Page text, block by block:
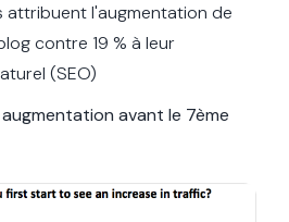
attribuent l'augmentation de
contre 19 % à leur
(SEO)
augmentation avant le 7ème